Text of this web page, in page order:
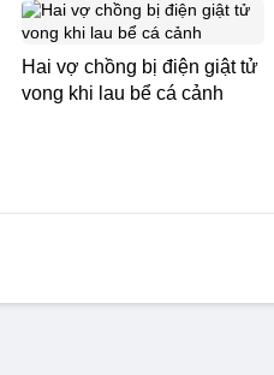
Hai vợ chồng bị điện giật tử
vong khi lau bể cá cảnh